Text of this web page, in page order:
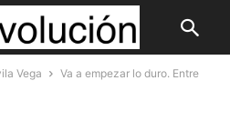
Vega
Va a empezar lo duro. Entre